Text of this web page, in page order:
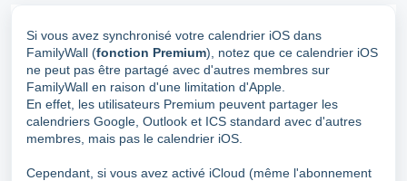
Si vous avez synchronisé votre calendrier iOS dans
FamilyWall (fonction Premium), notez que ce calendrier iOS
ne peut pas être partagé avec d'autres membres sur
FamilyWall en raison d'une limitation d'Apple.
En effet, les utilisateurs Premium peuvent partager les
calendriers Google, Outlook et ICS standard avec d'autres
membres, mais pas le calendrier iOS.
Cependant, si vous avez activé iCloud (même l'abonnement